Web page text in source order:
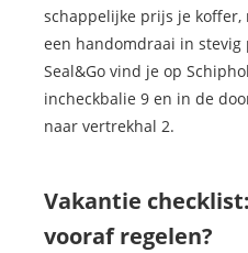
schappelijke prijs je koffer,
een handomdraai in stevig
Seal&Go vind je op
incheckbalie 9 en in de
naar vertrekhal 2.
Vakantie
vooraf regelen?